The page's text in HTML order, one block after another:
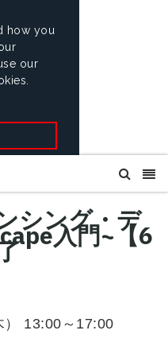
how you
our
シング・デ
入門~【6
） 13:00～17:00